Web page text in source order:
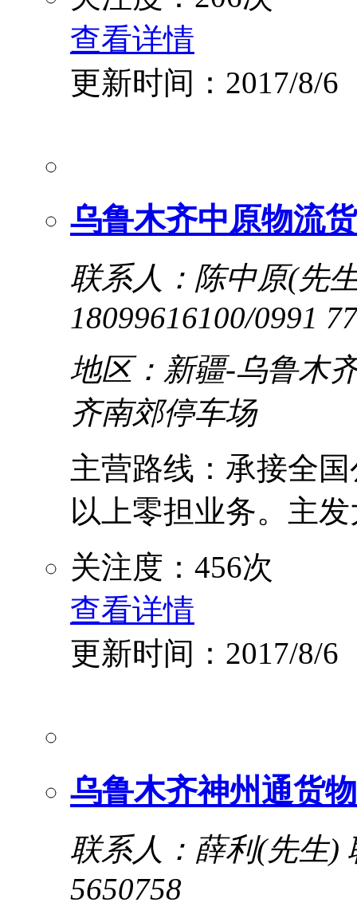
查看详情
更新时间：2017/8/6
乌鲁木齐中原物流
联系人：陈中原(先
18099616100/0991
地区：新疆-乌鲁木
齐南郊停车场
主营路线：承接全
以上零担业务。主
关注度：456次
查看详情
更新时间：2017/8/6
乌鲁木齐神州通货
联系人：薛利(先生)
5650758